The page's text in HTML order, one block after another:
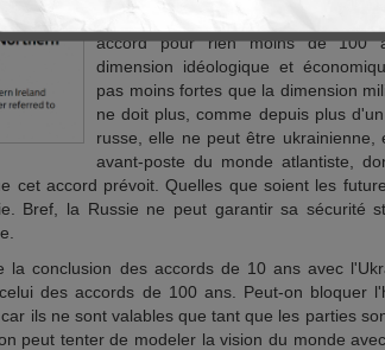
Bretagne passe au stade
accord pour rien moins de 100
dimension idéologique et
pas moins fortes que la dimension
ne doit plus, comme depuis plus
russe, elle ne peut être ukrainienne,
avant-poste du monde atlantiste,
cet accord prévoit. Quelles que soient les
Bref, la Russie ne peut garantir sa sécurité
la conclusion des accords de 10 ans avec
des accords de 100 ans. Peut-on bloquer
ils ne sont valables que tant que les parties
peut tenter de modeler la vision du monde